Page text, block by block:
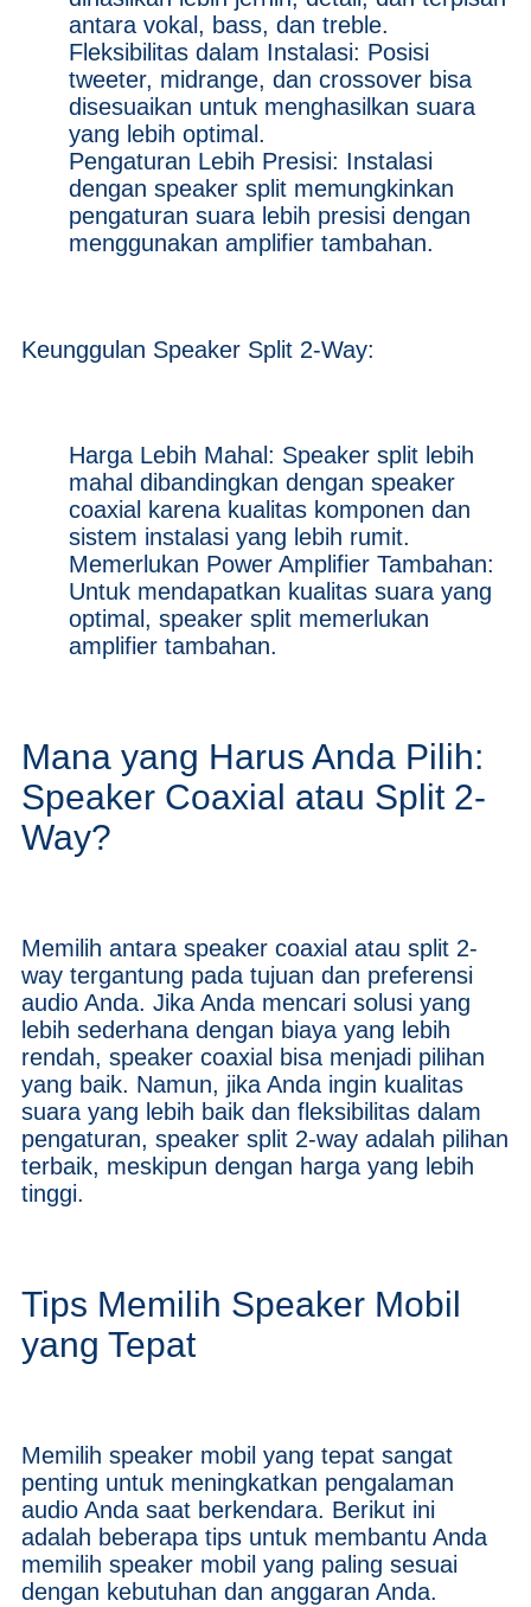
antara vokal, bass, dan treble.
Fleksibilitas dalam Instalasi: Posisi
tweeter, midrange, dan crossover bisa
disesuaikan untuk menghasilkan suara
yang lebih optimal.
Pengaturan Lebih Presisi: Instalasi
dengan speaker split memungkinkan
pengaturan suara lebih presisi dengan
menggunakan amplifier tambahan.
Keunggulan Speaker Split 2-Way:
Harga Lebih Mahal: Speaker split lebih
mahal dibandingkan dengan speaker
coaxial karena kualitas komponen dan
sistem instalasi yang lebih rumit.
Memerlukan Power Amplifier Tambahan:
Untuk mendapatkan kualitas suara yang
optimal, speaker split memerlukan
amplifier tambahan.
Mana yang Harus Anda Pilih:
Speaker Coaxial atau Split 2-
Way?
Memilih antara speaker coaxial atau split 2-
way tergantung pada tujuan dan preferensi
audio Anda. Jika Anda mencari solusi yang
lebih sederhana dengan biaya yang lebih
rendah, speaker coaxial bisa menjadi pilihan
yang baik. Namun, jika Anda ingin kualitas
suara yang lebih baik dan fleksibilitas dalam
pengaturan, speaker split 2-way adalah pilihan
terbaik, meskipun dengan harga yang lebih
tinggi.
Tips Memilih Speaker Mobil
yang Tepat
Memilih speaker mobil yang tepat sangat
penting untuk meningkatkan pengalaman
audio Anda saat berkendara. Berikut ini
adalah beberapa tips untuk membantu Anda
memilih speaker mobil yang paling sesuai
dengan kebutuhan dan anggaran Anda.